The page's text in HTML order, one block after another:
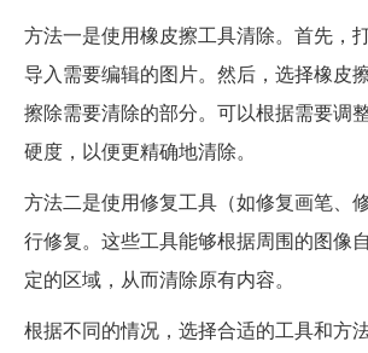
方法一是使用橡皮擦工具清除。首先，
导入需要编辑的图片。然后，选择橡皮
擦除需要清除的部分。可以根据需要调
硬度，以便更精确地清除。
方法二是使用修复工具（如修复画笔、
行修复。这些工具能够根据周围的图像
定的区域，从而清除原有内容。
根据不同的情况，选择合适的工具和方